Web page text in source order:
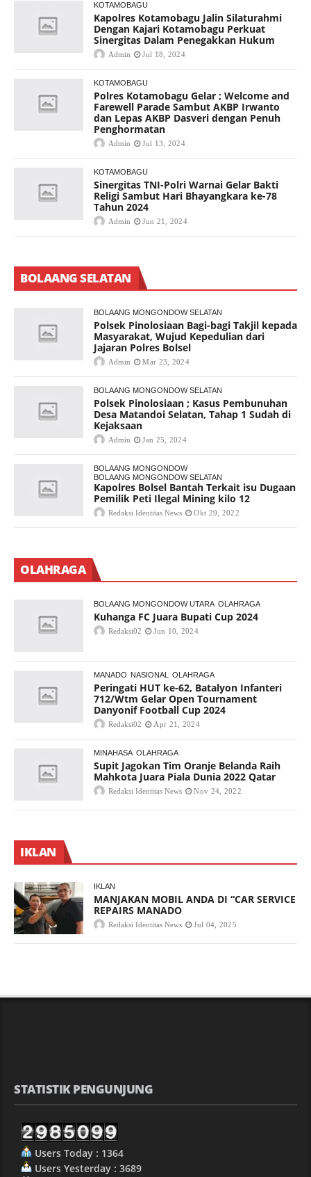
KOTAMOBAGU
Kapolres Kotamobagu Jalin Silaturahmi
Dengan Kajari Kotamobagu Perkuat
Sinergitas Dalam Penegakkan Hukum
Admin Jul 18, 2024
KOTAMOBAGU
Polres Kotamobagu Gelar ; Welcome and
Farewell Parade Sambut AKBP Irwanto
dan Lepas AKBP Dasveri dengan Penuh
Penghormatan
Admin Jul 13, 2024
KOTAMOBAGU
Sinergitas TNI-Polri Warnai Gelar Bakti
Religi Sambut Hari Bhayangkara ke-78
Tahun 2024
Admin Jun 21, 2024
BOLAANG SELATAN
BOLAANG MONGONDOW SELATAN
Polsek Pinolosiaan Bagi-bagi Takjil kepada
Masyarakat, Wujud Kepedulian dari
Jajaran Polres Bolsel
Admin Mar 23, 2024
BOLAANG MONGONDOW SELATAN
Polsek Pinolosiaan ; Kasus Pembunuhan
Desa Matandoi Selatan, Tahap 1 Sudah di
Kejaksaan
Admin Jan 25, 2024
BOLAANG MONGONDOW
BOLAANG MONGONDOW SELATAN
Kapolres Bolsel Bantah Terkait isu Dugaan
Pemilik Peti Ilegal Mining kilo 12
Redaksi Identitas News Okt 29, 2022
OLAHRAGA
BOLAANG MONGONDOW UTARA OLAHRAGA
Kuhanga FC Juara Bupati Cup 2024
Redaksi02 Jun 10, 2024
MANADO NASIONAL OLAHRAGA
Peringati HUT ke-62, Batalyon Infanteri
712/Wtm Gelar Open Tournament
Danyonif Football Cup 2024
Redaksi02 Apr 21, 2024
MINAHASA OLAHRAGA
Supit Jagokan Tim Oranje Belanda Raih
Mahkota Juara Piala Dunia 2022 Qatar
Redaksi Identitas News Nov 24, 2022
IKLAN
IKLAN
MANJAKAN MOBIL ANDA DI “CAR SERVICE
REPAIRS MANADO
Redaksi Identitas News Jul 04, 2025
STATISTIK PENGUNJUNG
Users Today : 1364
Users Yesterday : 3689